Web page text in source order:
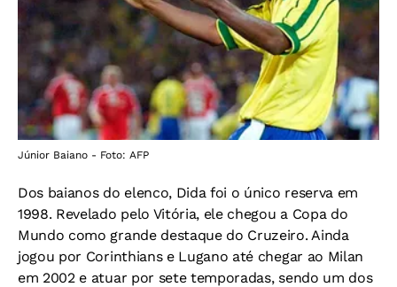
Júnior Baiano - Foto: AFP
Dos baianos do elenco, Dida foi o único reserva em
1998. Revelado pelo Vitória, ele chegou a Copa do
Mundo como grande destaque do Cruzeiro. Ainda
jogou por Corinthians e Lugano até chegar ao Milan
em 2002 e atuar por sete temporadas, sendo um dos